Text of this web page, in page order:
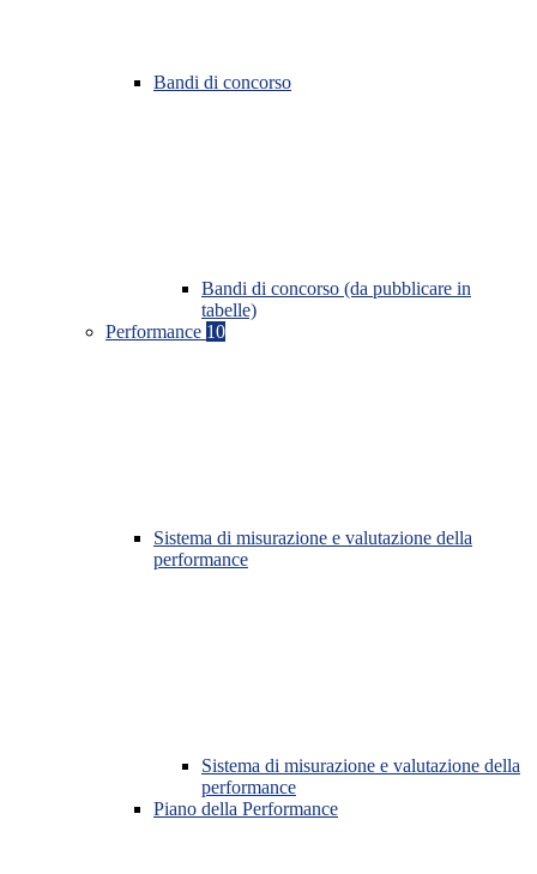
Bandi di concorso
Bandi di concorso (da pubblicare in
tabelle)
Performance 10
Sistema di misurazione e valutazione della
performance
Sistema di misurazione e valutazione della
performance
Piano della Performance